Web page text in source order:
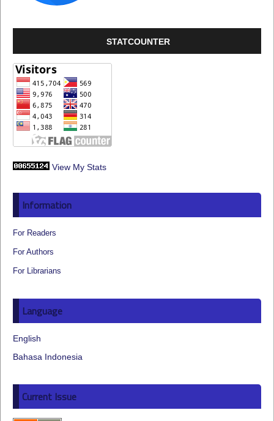
STATCOUNTER
View My Stats
Information
For Readers
For Authors
For Librarians
Language
English
Bahasa Indonesia
Current Issue